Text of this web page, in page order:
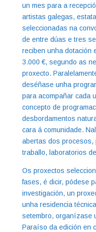
un mes para a
artistas galegas,
seleccionadas na
de entre dúas e tres
reciben unha dotación
3.000 €, segundo as
proxecto.
deséñase unha
para acompañar cada
concepto de
desbordamentos
cara á comunidade.
abertas dos procesos,
traballo, laboratorios
Os proxectos
fases, é dicir, pódese
investigación, un
unha residencia
setembro, organízase
Paraíso da edición en